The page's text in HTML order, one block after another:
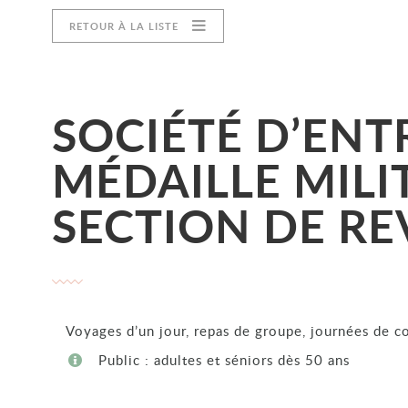
RETOUR À LA LISTE
SOCIÉTÉ
MÉDAILLE
SECTION DE
Voyages d’un jour, repas de groupe, journées de
Public : adultes et séniors dès 50 ans